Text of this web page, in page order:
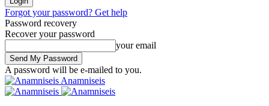
Forgot your password? Get help
Password recovery
Recover your password
your email
A password will be e-mailed to you.
Anamniseis